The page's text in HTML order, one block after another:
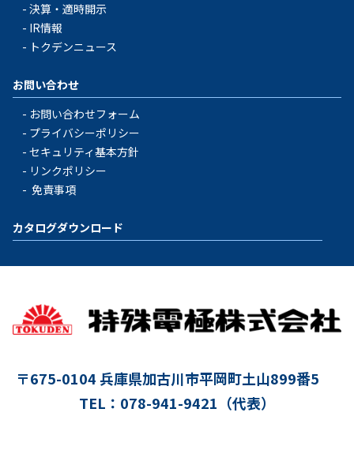
決算・適時開示
IR情報
トクデンニュース
お問い合わせ
お問い合わせフォーム
プライバシーポリシー
セキュリティ基本方針
リンクポリシー
免責事項
カタログダウンロード
〒675-0104 兵庫県加古川市平岡町土山899番5
TEL：078-941-9421（代表）